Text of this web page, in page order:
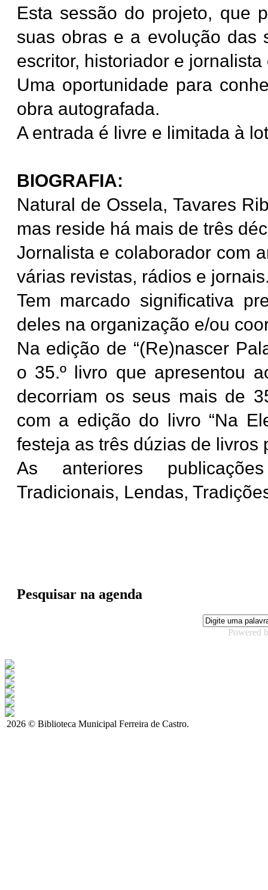
Esta sessão do projeto, que
suas obras e a evolução das
escritor, historiador e
Uma oportunidade para
obra autografada.
A entrada é livre e limitada à
BIOGRAFIA:
Natural de Ossela, Tavares
mas reside há mais de três
Jornalista e colaborador com
várias revistas, rádios e
Tem marcado significativa
deles na organização e/ou
Na edição de “(Re)nascer
o 35.º livro que apresentou
decorriam os seus mais de
com a edição do livro “Na
festeja as três dúzias de livros
As anteriores
Tradicionais, Lendas,
Pesquisar na agenda
Powered
2026 © Biblioteca Municipal Ferreira de Castro.